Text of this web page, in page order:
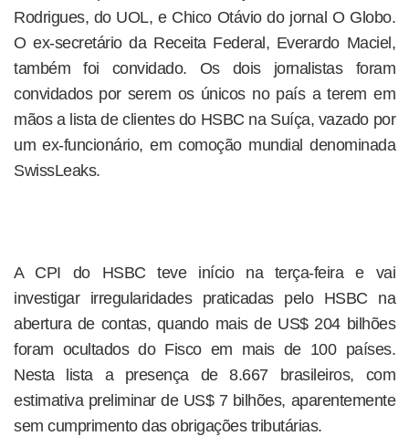
Rodrigues, do UOL, e Chico Otávio do jornal O Globo.
O ex-secretário da Receita Federal, Everardo Maciel,
também foi convidado. Os dois jornalistas foram
convidados por serem os únicos no país a terem em
mãos a lista de clientes do HSBC na Suíça, vazado por
um ex-funcionário, em comoção mundial denominada
SwissLeaks.
A CPI do HSBC teve início na terça-feira e vai
investigar irregularidades praticadas pelo HSBC na
abertura de contas, quando mais de US$ 204 bilhões
foram ocultados do Fisco em mais de 100 países.
Nesta lista a presença de 8.667 brasileiros, com
estimativa preliminar de US$ 7 bilhões, aparentemente
sem cumprimento das obrigações tributárias.